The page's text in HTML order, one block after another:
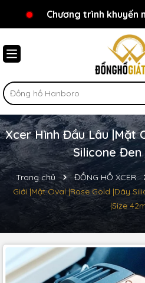
Chào mừng bạn đến
Chương trình khuyến
Xcer Hình Đầu Lâu |Mặt
Silicone Đen
Trang chủ ĐỒNG HỒ XCER
Giới |Mặt Oval |Rose Gold |Dây
|Size